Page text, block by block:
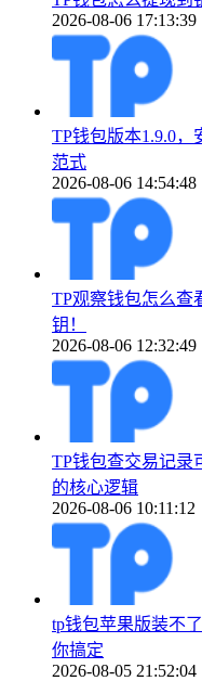
2026-08-06 17:13:39
TP钱包版本1.9.0，
范式
2026-08-06 14:54:48
TP观察钱包怎么查
钥！
2026-08-06 12:32:49
TP钱包查交易记录
的核心逻辑
2026-08-06 10:11:12
tp钱包苹果版装不
你搞定
2026-08-05 21:52:04